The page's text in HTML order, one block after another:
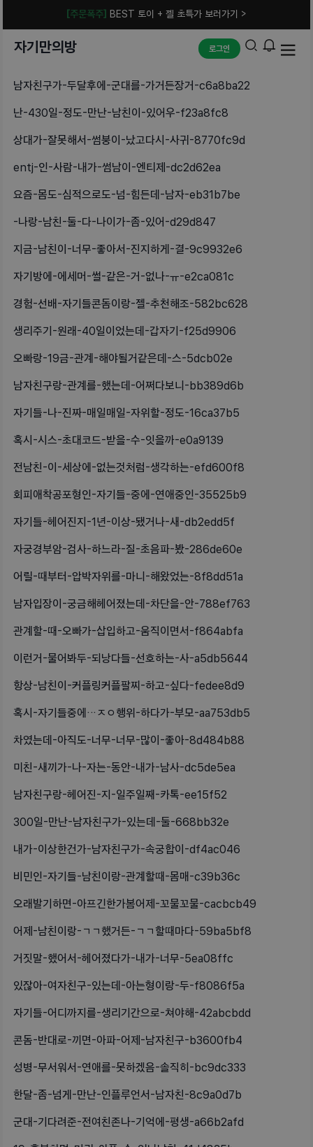
[주문폭주] BEST 토이 + 젤 초특가 보러가기 >
자기만의방 로그인
남자친구가-두달후에-군대를-가거든장거-c6a8ba22
난-430일-정도-만난-남친이-있어우-f23a8fc8
상대가-잘못해서-썸붕이-났고다시-사귀-8770fc9d
entj-인-사람-내가-썸남이-엔티제-dc2d62ea
요즘-몸도-심적으로도-넘-힘든데-남자-eb31b7be
-나랑-남친-둘-다-나이가-좀-있어-d29d847
지금-남친이-너무-좋아서-진지하게-결-9c9932e6
자기방에-에세머-썰-같은-거-없나-ㅠ-e2ca081c
경험-선배-자기들콘돔이랑-젤-추천해조-582bc628
생리주기-원래-40일이었는데-갑자기-f25d9906
오빠랑-19금-관계-해야될거같은데-스-5dcb02e
남자친구랑-관계를-했는데-어쩌다보니-bb389d6b
자기들-나-진짜-매일매일-자위할-정도-16ca37b5
혹시-시스-초대코드-받을-수-잇을까-e0a9139
전남친-이-세상에-없는것처럼-생각하는-efd600f8
회피애착공포형인-자기들-중에-연애중인-35525b9
자기들-헤어진지-1년-이상-됐거나-새-db2edd5f
자궁경부암-검사-하느라-질-초음파-봤-286de60e
어릴-때부터-압박자위를-마니-해왔었는-8f8dd51a
남자입장이-궁금해헤어졌는데-차단을-안-788ef763
관계할-때-오빠가-삽입하고-움직이면서-f864abfa
이런거-물어봐두-되낭다들-선호하는-사-a5db5644
항상-남친이-커플링커플팔찌-하고-싶다-fedee8d9
혹시-자기들중에…ㅈㅇ행위-하다가-부모-aa753db5
차였는데-아직도-너무-너무-많이-좋아-8d484b88
미친-새끼가-나-자는-동안-내가-남사-dc5de5ea
남자친구랑-헤어진-지-일주일째-카톡-ee15f52
300일-만난-남자친구가-있는데-둘-668bb32e
내가-이상한건가-남자친구가-속궁합이-df4ac046
비민인-자기들-남친이랑-관계할때-몸매-c39b36c
오래발기하면-아프긴한가봄어제-꼬물꼬물-cacbcb49
어제-남친이랑-ㄱㄱ했거든-ㄱㄱ할때마다-59ba5bf8
거짓말-했어서-헤어졌다가-내가-너무-5ea08ffc
있잖아-여자친구-있는데-아는형이랑-두-f8086f5a
자기들-어디까지를-생리기간으로-쳐야해-42abcbdd
콘돔-반대로-끼면-아파-어제-남자친구-b3600fb4
성병-무서워서-연애를-못하겠음-솔직히-bc9dc333
한달-좀-넘게-만난-인플루언서-남자친-8c9a0d7b
군대-기다려준-전여친존나-기억에-평생-a66b2afd